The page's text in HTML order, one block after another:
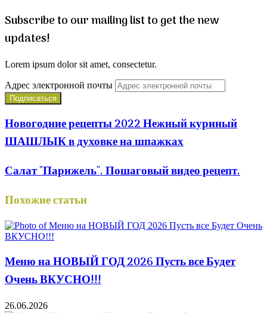
Subscribe to our mailing list to get the new
updates!
Lorem ipsum dolor sit amet, consectetur.
Адрес электронной почты
Новогодние рецепты 2022 Нежный куриный
ШАШЛЫК в духовке на шпажках
Салат "Парижель". Пошаговый видео рецепт.
Похожие статьи
Меню на НОВЫЙ ГОД 2026 Пусть все Будет
Очень ВКУСНО!!!
26.06.2026